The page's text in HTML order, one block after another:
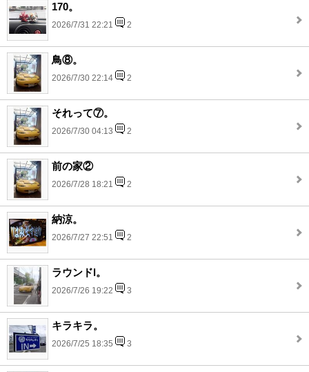
170。
2026/7/31 22:21 2
鳥⑧。
2026/7/30 22:14 2
それって⑦。
2026/7/30 04:13 2
前の家②
2026/7/28 18:21 2
納涼。
2026/7/27 22:51 2
ラウンドl。
2026/7/26 19:22 3
キラキラ。
2026/7/25 18:35 3